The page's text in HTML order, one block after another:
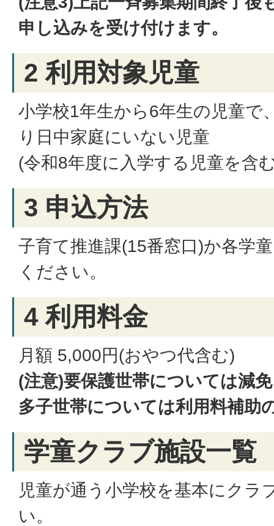
申し込みを受け付けます。
2 利用対象児童
小学校1年生から6年生の児童で
り日中家庭にいない児童
(令和8年度に入学する児童を含
3 申込方法
子育て推進課(15番窓口)か各学
ください。
4 利用料金
月額 5,000円(おやつ代含む)
(注意)要保護世帯については減
多子世帯については利用料補助
学童クラブ施設一覧
児童が通う小学校を基本にクラ
い。